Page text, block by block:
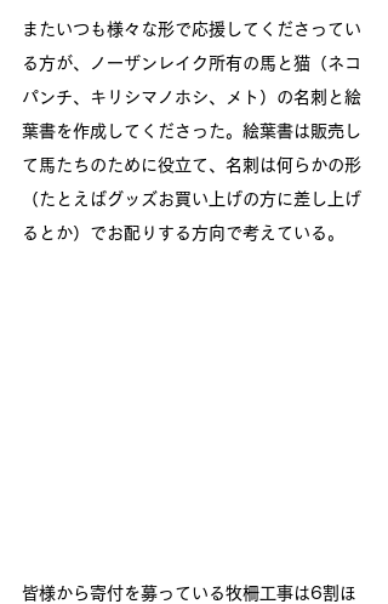
またいつも様々な形で応援してくださってい
る方が、ノーザンレイク所有の馬と猫（ネコ
パンチ、キリシマノホシ、メト）の名刺と絵
葉書を作成してくださった。絵葉書は販売し
て馬たちのために役立て、名刺は何らかの形
（たとえばグッズお買い上げの方に差し上げ
るとか）でお配りする方向で考えている。
皆様から寄付を募っている牧柵工事は6割ほ